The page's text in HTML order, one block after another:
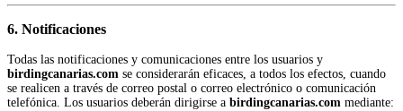
6. Notificaciones
Todas las notificaciones y comunicaciones entre los usuarios y
birdingcanarias.com se considerarán eficaces, a todos los efectos, cuando
se realicen a través de correo postal o correo electrónico o comunicación
telefónica. Los usuarios deberán dirigirse a birdingcanarias.com mediante: